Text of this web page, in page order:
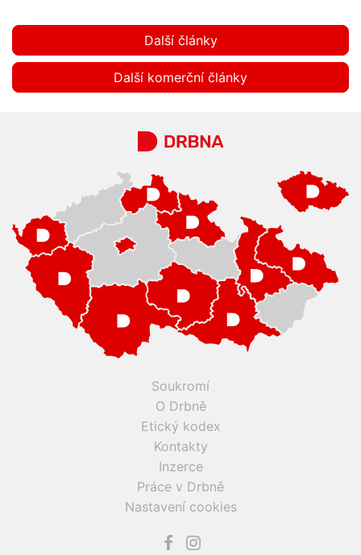
Další články
Další komerční články
Soukromí
O Drbně
Etický kodex
Kontakty
Inzerce
Práce v Drbně
Nastavení cookies